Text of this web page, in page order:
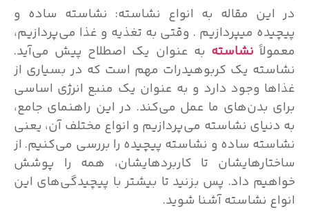
در این مقاله به انواع نشاسته: نشاسته ساده و
پیچیده میپردازیم . وقتی به تغذیه و غذا می‌پردازیم،
معمولاً نشاسته به عنوان یک اصطلاح پیش می‌آید.
نشاسته یک کربوهیدرات مهم است که در بسیاری از
غذاها وجود دارد و به عنوان یک منبع انرژی اساسی
برای بدن‌های ما عمل می‌کند. در این راهنمای جامع،
به دنیای نشاسته می‌پردازیم و انواع مختلف آن، یعنی
نشاسته ساده و نشاسته پیچیده را بررسی می‌کنیم. از
ساختارهایشان تا کاربردهایشان، همه را پوشش
خواهیم داد. پس بزنید تا بیشتر با پیچیدگی‌های این
انواع نشاسته آشنا شوید.